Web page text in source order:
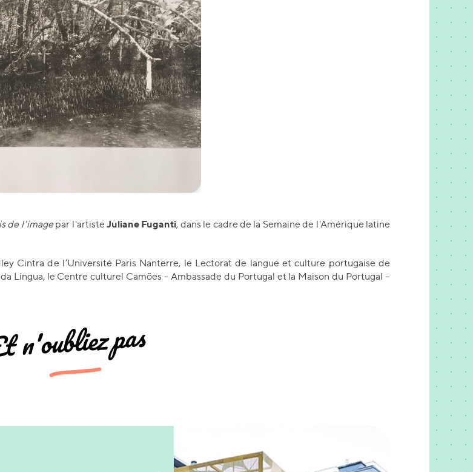
de l'imagepar l'artiste Juliane Fuganti, dans le cadre de la Semaine de l'Amérique latine
Cintra de l’Université Paris Nanterre, le Lectorat de langue et culture portugaise de
Língua, le Centre culturel Camões - Ambassade du Portugal et la Maison du Portugal –
n'oubliez pas